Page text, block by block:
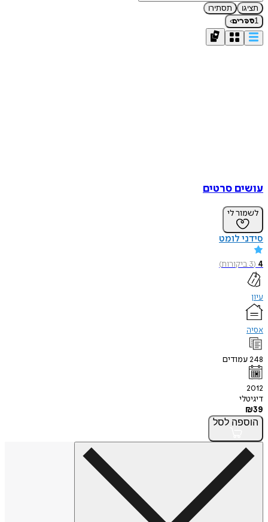
תציגו
תסתירו
1ספרים›
עושים סרטים
לשמור לי
סידני לומט
4
(
3ביקורות)
עיון
אסיה
248עמודים
2012
דיגיטלי
₪39
הוספה לסל